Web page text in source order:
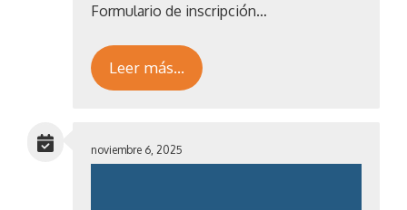
Formulario de inscripción…
Leer más…
noviembre 6, 2025